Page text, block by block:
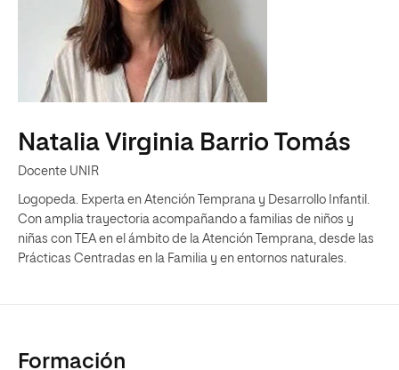
Natalia Virginia Barrio Tomás
Docente UNIR
Logopeda. Experta en Atención Temprana y Desarrollo Infantil.
Con amplia trayectoria acompañando a familias de niños y
niñas con TEA en el ámbito de la Atención Temprana, desde las
Prácticas Centradas en la Familia y en entornos naturales.
Formación